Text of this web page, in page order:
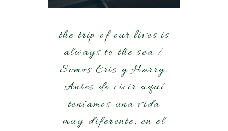
the trip of our lives is
always to the sea /
Somos Cris y Harry.
Antes de vivir aquí
teníamos una vida
muy diferente, en el